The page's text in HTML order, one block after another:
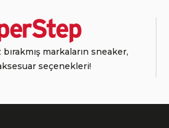
markaların sneaker,
seçenekleri!